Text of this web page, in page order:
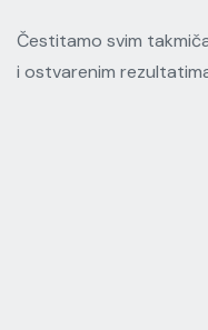
Čestitamo svim
i ostvarenim